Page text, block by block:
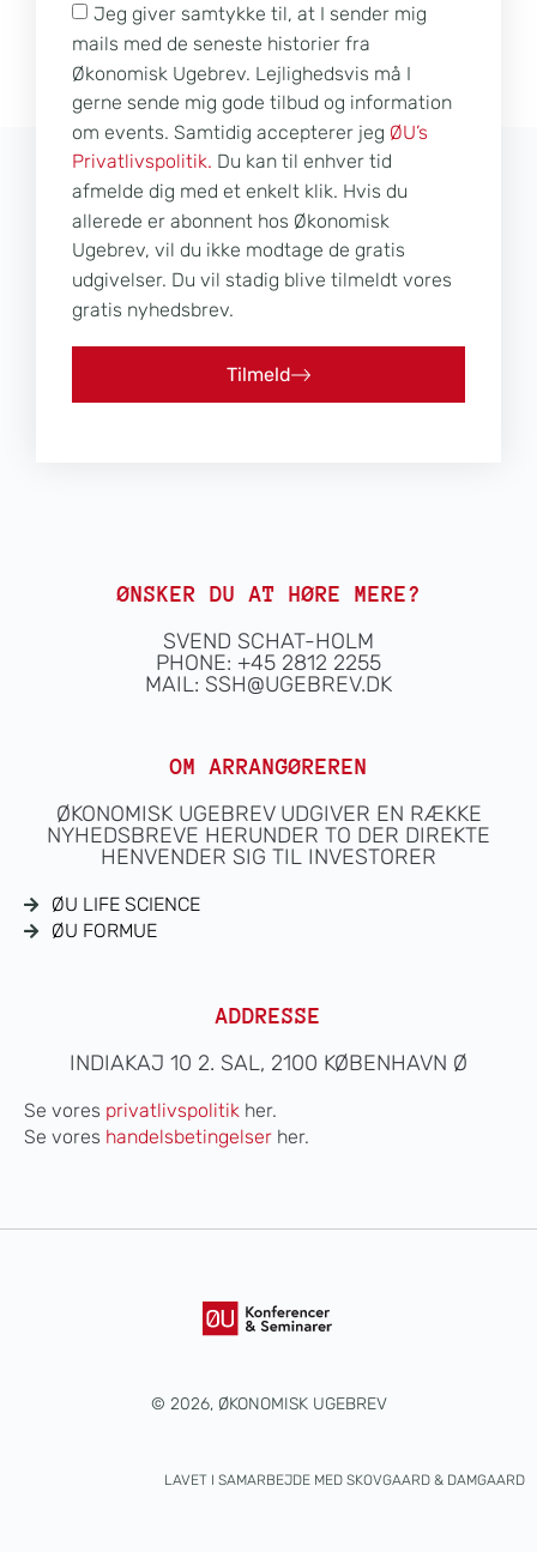
Jeg giver samtykke til, at I sender mig
mails med de seneste historier fra
Økonomisk Ugebrev. Lejlighedsvis må I
gerne sende mig gode tilbud og information
om events. Samtidig accepterer jeg ØU’s
Privatlivspolitik. Du kan til enhver tid
afmelde dig med et enkelt klik. Hvis du
allerede er abonnent hos Økonomisk
Ugebrev, vil du ikke modtage de gratis
udgivelser. Du vil stadig blive tilmeldt vores
gratis nyhedsbrev.
Tilmeld
ØNSKER DU AT HØRE MERE?
SVEND SCHAT-HOLM
PHONE: +45 2812 2255
MAIL: SSH@UGEBREV.DK
OM ARRANGØREREN
ØKONOMISK UGEBREV UDGIVER EN RÆKKE
NYHEDSBREVE HERUNDER TO DER DIREKTE
HENVENDER SIG TIL INVESTORER
ØU LIFE SCIENCE
ØU FORMUE
ADDRESSE
INDIAKAJ 10 2. SAL, 2100 KØBENHAVN Ø
Se vores privatlivspolitik her.
Se vores handelsbetingelser her.
© 2026, ØKONOMISK UGEBREV
LAVET I SAMARBEJDE MED SKOVGAARD & DAMGAARD